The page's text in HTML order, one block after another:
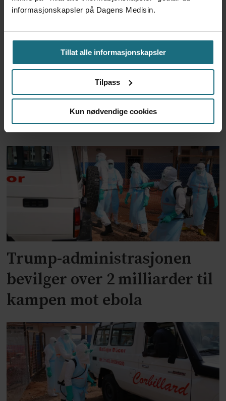
informasjonskapsler på Dagens Medisin.
Tillat alle informasjonskapsler
Tilpass
Kun nødvendige cookies
Om interpellasjonen om de nye
sykmeldingstakstene
Senatet bekrefter Schwartz
som ny smittevernsdirektør
Trump-administrasjonen
bevilger over 2 milliarder til
kampen mot ebola